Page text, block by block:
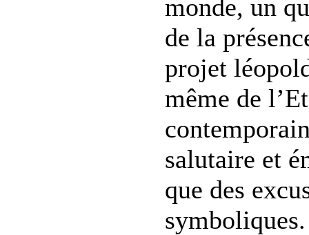
monde, un
de la
projet
même de
salutaire et
que des
symboliques.